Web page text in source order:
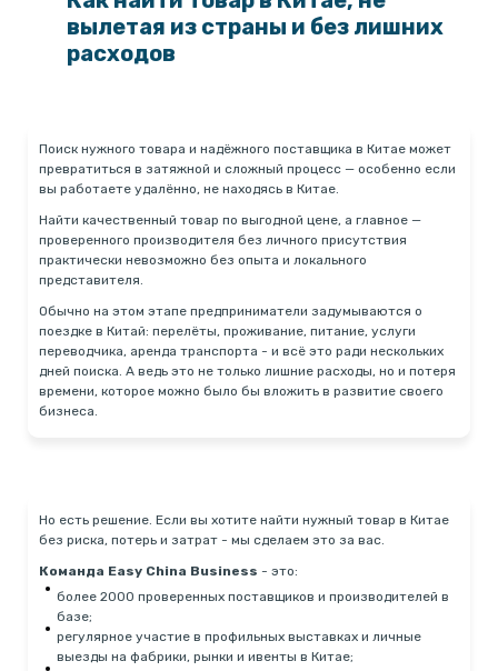
вылетая из страны и без лишних
расходов
Поиск нужного товара и надёжного поставщика в Китае может
превратиться в затяжной и сложный процесс — особенно если
вы работаете удалённо, не находясь в Китае.
Найти качественный товар по выгодной цене, а главное —
проверенного производителя без личного присутствия
практически невозможно без опыта и локального
представителя.
Обычно на этом этапе предприниматели задумываются о
поездке в Китай: перелёты, проживание, питание, услуги
переводчика, аренда транспорта - и всё это ради нескольких
дней поиска. А ведь это не только лишние расходы, но и потеря
времени, которое можно было бы вложить в развитие своего
бизнеса.
Но есть решение. Если вы хотите найти нужный товар в Китае
без риска, потерь и затрат - мы сделаем это за вас.
Команда Easy China Business - это:
более 2000 проверенных поставщиков и производителей в
базе;
регулярное участие в профильных выставках и личные
выезды на фабрики, рынки и ивенты в Китае;